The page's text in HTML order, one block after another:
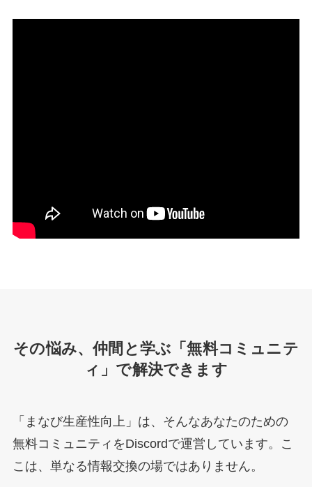
その悩み、仲間と学ぶ「無料コミュニテ
ィ」で解決できます
「まなび生産性向上」は、そんなあなたのための
無料コミュニティをDiscordで運営しています。こ
こは、単なる情報交換の場ではありません。